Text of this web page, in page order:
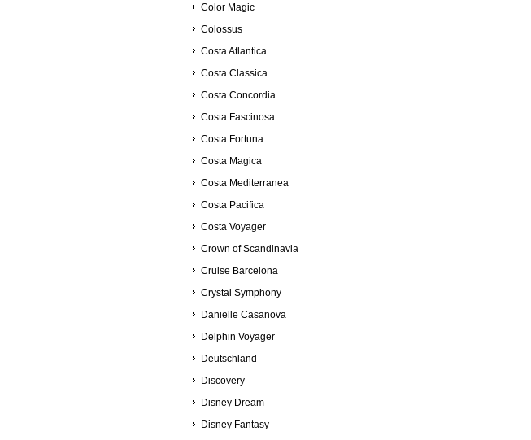
Color Magic
Colossus
Costa Atlantica
Costa Classica
Costa Concordia
Costa Fascinosa
Costa Fortuna
Costa Magica
Costa Mediterranea
Costa Pacifica
Costa Voyager
Crown of Scandinavia
Cruise Barcelona
Crystal Symphony
Danielle Casanova
Delphin Voyager
Deutschland
Discovery
Disney Dream
Disney Fantasy